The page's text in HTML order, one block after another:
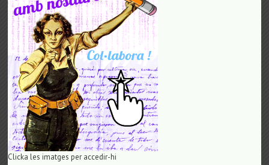
Clicka les imatges per accedir-hi